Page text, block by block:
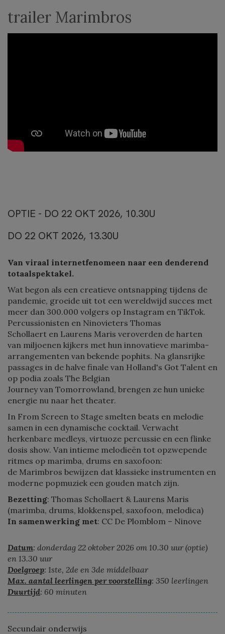
trailer Marimbros
OPTIE - DO 22 OKT 2026, 10.30U
DO 22 OKT 2026, 13.30U
Van viraal internetfenomeen naar een denderend
totaalspektakel.
Wat begon als een creatieve ontsnapping tijdens de
pandemie, groeide uit tot een wereldwijd succes met
meer dan 300.000 volgers op Instagram en TikTok.
Percussionisten en Ninovieters Thomas
Schollaert en Laurens Maris veroverden de harten
van miljoenen kijkers met hun innovatieve marimba-
arrangementen van bekende pophits. Na glansrijke
passages in de halve finale van Holland's Got Talent en
op podia zoals The Belgian
Journey van Tomorrowland, brengen ze hun unieke
energie nu naar het theater.
In From Screen to Stage smelten beats en melodie
samen in een dynamische cocktail. Verwacht
herkenbare medleys, virtuoze percussie en een flinke
dosis show. Van intieme melodieën tot opzwepende
ritmes op marimba, drums en saxofoon:
de Marimbros bewijzen dat klassieke instrumenten en
moderne popmuziek een gouden match zijn.
Bezetting: Thomas Schollaert & Laurens Maris
(marimba, drums, klokkenspel, saxofoon, melodica)
In samenwerking met: CC De Plomblom – Ninove
Datum: donderdag 22 oktober 2026 om 10.30 uur (optie)
en 13.30 uur
Doelgroep: 1ste, 2de en 3de middelbaar
Max. aantal leerlingen per voorstelling: 350 leerlingen
Duurtijd: 60 minuten
Secundair onderwijs